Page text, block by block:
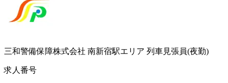
三和警備保障株式会社 南新宿駅エリア 列車見張員(夜勤)
求人番号